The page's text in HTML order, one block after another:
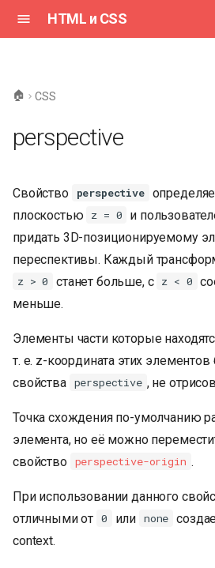
HTML и CSS
ц
а
л
а
ц
и
п
к
🏠 CSS
perspective
Свойство perspective
плоскостью z = 0
и
придать 3D-позиционируемому
переспективы. Каждый
z > 0 станет больше, с z < 0
меньше.
Элементы части которые
т. е. z-координата этих
свойства perspective , не
Точка схождения по-умолчанию
элемента, но её можно
свойство perspective-origin .
При использовании данного
отличными от 0 или none
context.